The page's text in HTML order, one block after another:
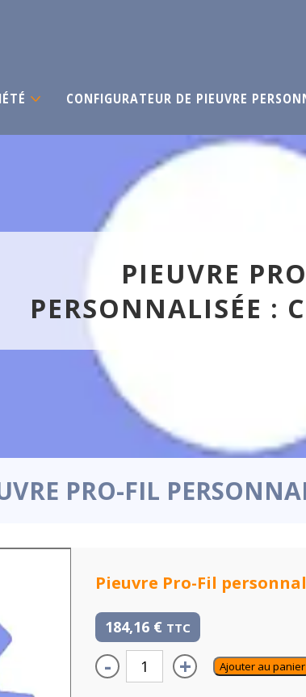
CONFIGURATEUR DE PIEUVRE
PIEUVRE
PERSONNALISÉE :
PRO-FIL
Pieuvre Pro-Fil
184,16 € TTC
- + Ajouter au panier